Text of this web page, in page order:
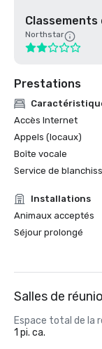
Northstar
Prestations
Accès Internet
Appels (locaux)
Boîte vocale
Service de
Installations
Animaux acceptés
Séjour prolongé
Salles de
Espace total de la
1 pi. ca.